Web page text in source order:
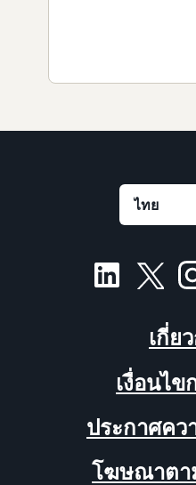
เกี่ย
เงื่อนไข
ประกาศคว
โฆษณาตา